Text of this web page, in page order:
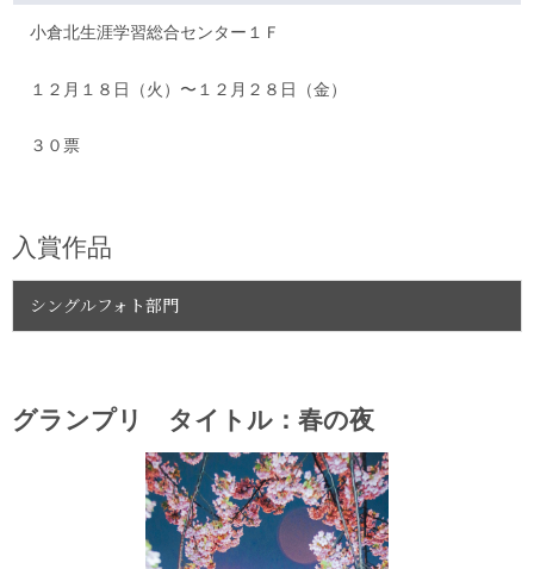
小倉北生涯学習総合センター１Ｆ
１２月１８日（火）〜１２月２８日（金）
３０票
入賞作品
シングルフォト部門
グランプリ タイトル：春の夜